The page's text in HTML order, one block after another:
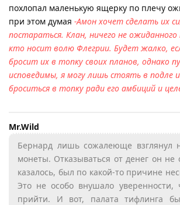
похлопал маленькую ящерку по плечу
при этом думая -Амон хочет сделать их
постараться. Клан, ничего не
кто носит волю Флегрии. Будет жалко,
бросит их в топку своих планов, однако
исповедимы, я могу лишь стоять в подле
броситься в топку ради его амбиций и
Mr.​Wild
Бернард лишь сожалеюще взглянул
монеты. Отказываться от денег он не
казалось, был по какой-то причине
Это не особо внушало уверенности,
прийти. И вот, палата тифлинга